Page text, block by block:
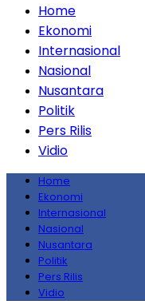
Home
Ekonomi
Internasional
Nasional
Nusantara
Politik
Pers Rilis
Vidio
Home
Ekonomi
Internasional
Nasional
Nusantara
Politik
Pers Rilis
Vidio